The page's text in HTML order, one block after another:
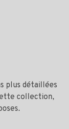
plus détaillées
collection,